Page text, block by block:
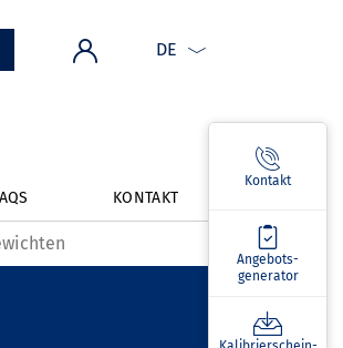
DE
Kontakt
Angebots­
generator
KONTAKT